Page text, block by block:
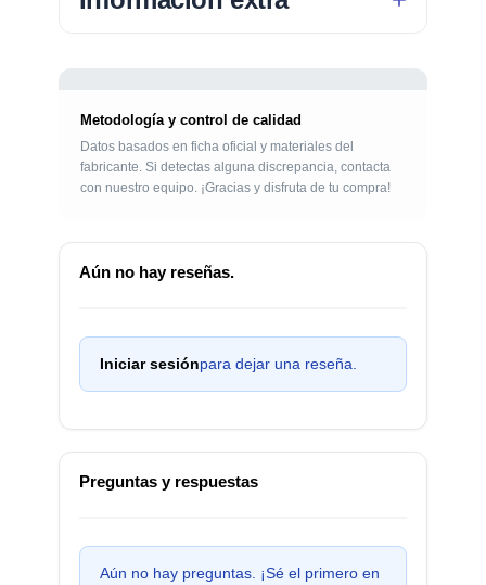
Metodología y control de calidad
Datos basados en ficha oficial y materiales del
fabricante. Si detectas alguna discrepancia, contacta
con nuestro equipo. ¡Gracias y disfruta de tu compra!
Aún no hay reseñas.
Iniciar sesiónpara dejar una reseña.
Preguntas y respuestas
Aún no hay preguntas. ¡Sé el primero en